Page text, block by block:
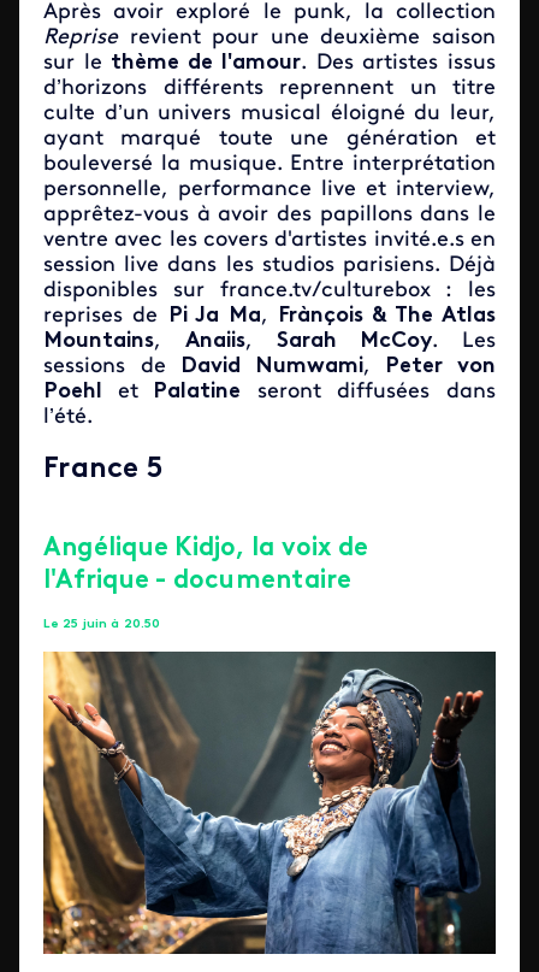
Après avoir exploré le punk, la collection
Repriserevient pour une deuxième saison
sur le thème de l'amour. Des artistes issus
d’horizons différents reprennent un titre
culte d’un univers musical éloigné du leur,
ayant marqué toute une génération et
bouleversé la musique. Entre interprétation
personnelle, performance live et interview,
apprêtez-vous à avoir des papillons dans le
ventre avec les covers d'artistes invité.e.s en
session live dans les studios parisiens. Déjà
disponibles sur france.tv/culturebox : les
reprises de
Pi Ja Ma,
Frànçois & The Atlas
Mountains, Anaiis, Sarah McCoy. Les
sessions de David Numwami, Peter von
Poehl etPalatine seront diffusées dans
l’été.
France 5
Angélique Kidjo, la voix de
l'Afrique - documentaire
Le 25 juin à 20.50